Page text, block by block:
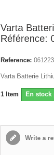
Varta
Référence:
Reference:
Varta Batterie
1 Item En stock
Write a